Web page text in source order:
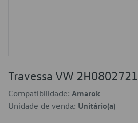
Travessa VW 2H0802721
Compatibilidade: Amarok
Unidade de venda: Unitário(a)